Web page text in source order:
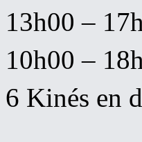
13h00 –
10h00 –
6 Kinés en